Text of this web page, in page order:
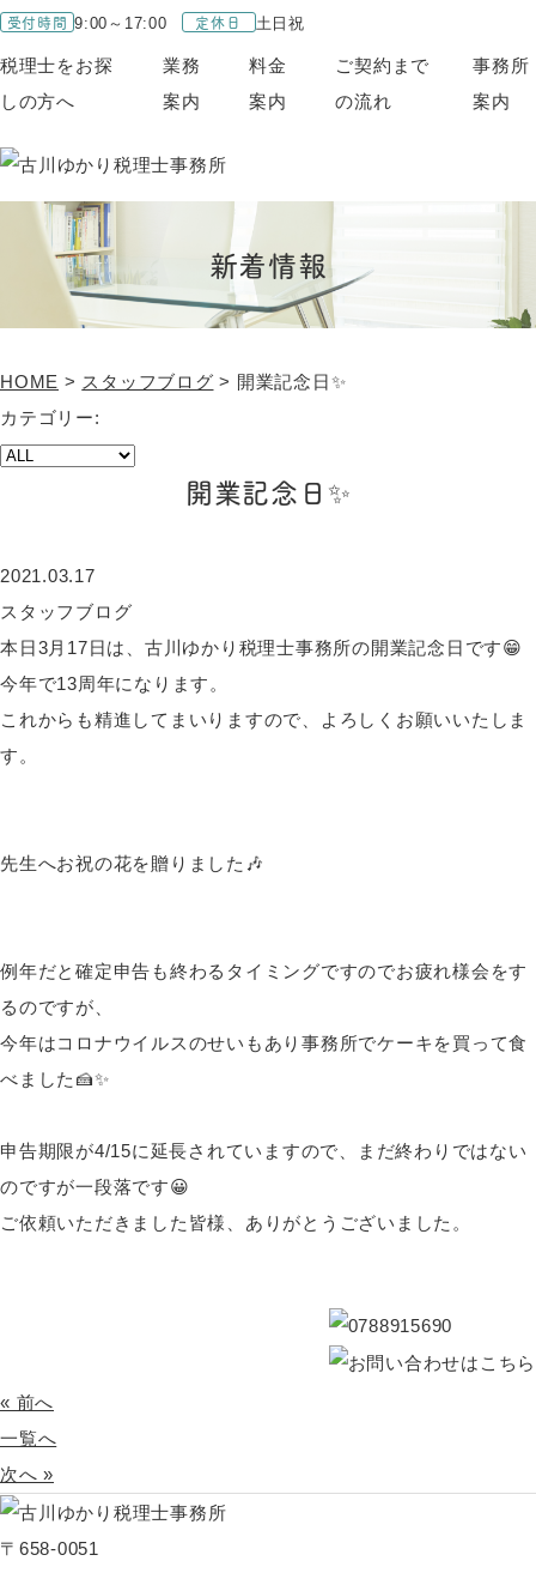
受付時間 9:00～17:00 定休日 土日祝
税理士をお探
しの方へ
業務
案内
料金
案内
ご契約まで
の流れ
事務所
案内
新着情報
HOME > スタッフブログ > 開業記念日✨
カテゴリー:
開業記念日✨
2021.03.17
スタッフブログ
本日3月17日は、古川ゆかり税理士事務所の開業記念日です😁
今年で13周年になります。
これからも精進してまいりますので、よろしくお願いいたしま
す。
先生へお祝の花を贈りました🎶
例年だと確定申告も終わるタイミングですのでお疲れ様会をす
るのですが、
今年はコロナウイルスのせいもあり事務所でケーキを買って食
べました🍰✨
申告期限が4/15に延長されていますので、まだ終わりではない
のですが一段落です😀
ご依頼いただきました皆様、ありがとうございました。
« 前へ
一覧へ
次へ »
〒658-0051